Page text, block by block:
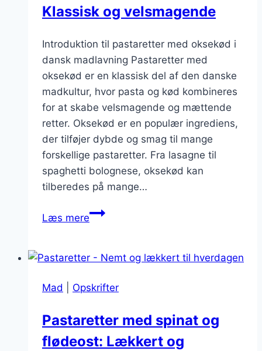
Klassisk og velsmagende
Introduktion til pastaretter med oksekød i
dansk madlavning Pastaretter med
oksekød er en klassisk del af den danske
madkultur, hvor pasta og kød kombineres
for at skabe velsmagende og mættende
retter. Oksekød er en populær ingrediens,
der tilføjer dybde og smag til mange
forskellige pastaretter. Fra lasagne til
spaghetti bolognese, oksekød kan
tilberedes på mange…
Læs merePastaretter
Klassisk
velsmagende
Mad Opskrifter
Pastaretter med spinat og
flødeost: Lækkert og